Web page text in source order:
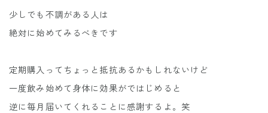
少しでも不調がある人は
絶対に始めてみるべきです
定期購入ってちょっと抵抗あるかもしれないけど
一度飲み始めて身体に効果がではじめると
逆に毎月届いてくれることに感謝するよ。笑